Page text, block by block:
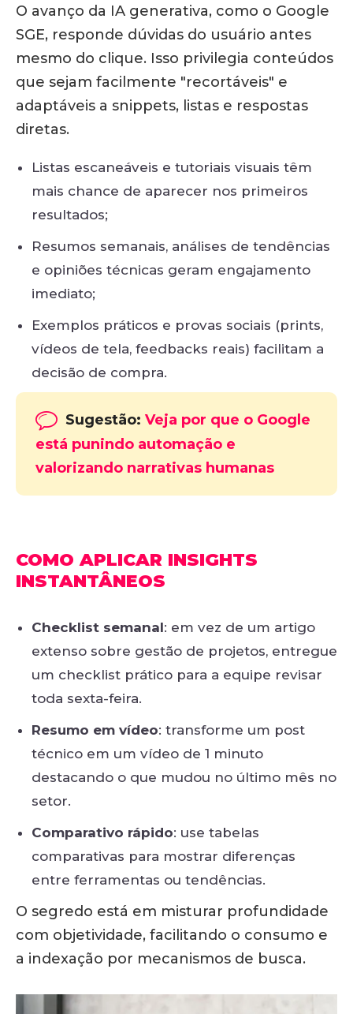
O avanço da IA generativa, como o Google
SGE, responde dúvidas do usuário antes
mesmo do clique. Isso privilegia conteúdos
que sejam facilmente "recortáveis" e
adaptáveis a snippets, listas e respostas
diretas.
Listas escaneáveis e tutoriais visuais têm
mais chance de aparecer nos primeiros
resultados;
Resumos semanais, análises de tendências
e opiniões técnicas geram engajamento
imediato;
Exemplos práticos e provas sociais (prints,
vídeos de tela, feedbacks reais) facilitam a
decisão de compra.
Sugestão: Veja por que o Google
está punindo automação e
valorizando narrativas humanas
COMO APLICAR INSIGHTS
INSTANTÂNEOS
Checklist semanal: em vez de um artigo
extenso sobre gestão de projetos, entregue
um checklist prático para a equipe revisar
toda sexta-feira.
Resumo em vídeo: transforme um post
técnico em um vídeo de 1 minuto
destacando o que mudou no último mês no
setor.
Comparativo rápido: use tabelas
comparativas para mostrar diferenças
entre ferramentas ou tendências.
O segredo está em misturar profundidade
com objetividade, facilitando o consumo e
a indexação por mecanismos de busca.